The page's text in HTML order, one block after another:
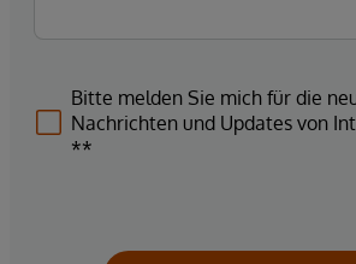
Bitte melden Sie mich für die
Nachrichten und Updates von
**